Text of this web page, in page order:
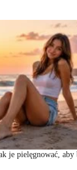
je pielęgnować,